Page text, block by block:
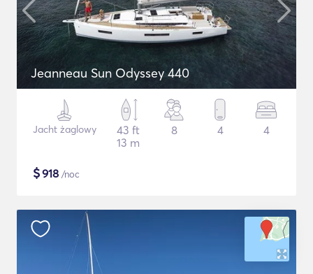
Jeanneau Sun Odyssey 440
Jacht żaglowy
43 ft
13 m
8 4 4
$918 /noc